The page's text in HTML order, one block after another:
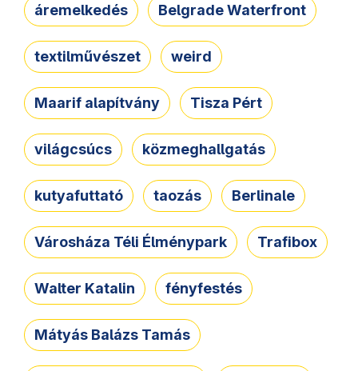
áremelkedés Belgrade Waterfront
textilművészet weird
Maarif alapítvány Tisza Pért
világcsúcs közmeghallgatás
kutyafuttató taozás Berlinale
Városháza Téli Élménypark Trafibox
Walter Katalin fényfestés
Mátyás Balázs Tamás